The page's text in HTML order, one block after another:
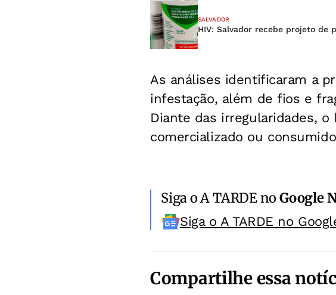
SALVADOR
HIV: Salvador recebe projeto de
As análises identificaram a
infestação, além de fios e
Diante das irregularidades,
comercializado ou
Siga o A TARDE noGoogle
Siga o A TARDE no
Compartilhe essa